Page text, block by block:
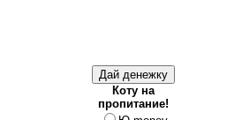
Коту на
пропитание!